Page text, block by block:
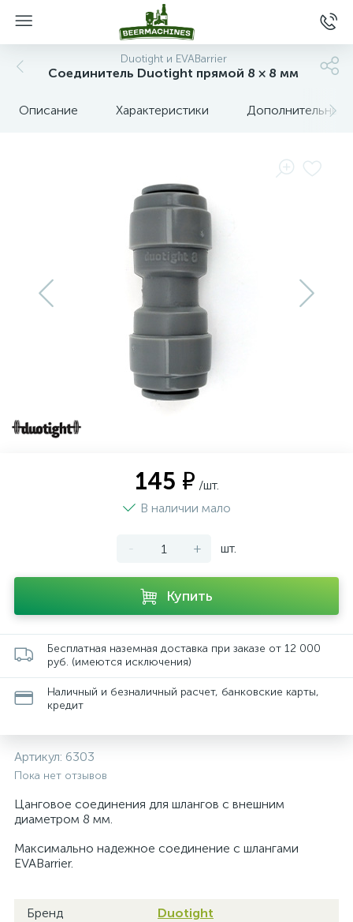
Duotight и EVABarrier
Соединитель Duotight прямой 8 × 8 мм
Описание Характеристики Дополнительные
145 ₽ /шт.
В наличии мало
- + шт.
Купить
Бесплатная наземная доставка при заказе от 12 000
руб. (имеются исключения)
Наличный и безналичный расчет, банковские карты,
кредит
Артикул: 6303
Пока нет отзывов
Цанговое соединения для шлангов с внешним
диаметром 8 мм.
Максимально надежное соединение с шлангами
EVABarrier.
Бренд Duotight